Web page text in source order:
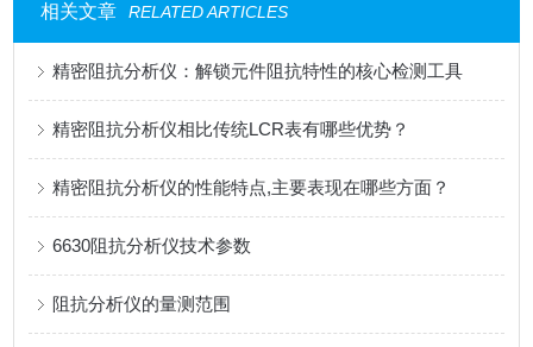
相关文章 RELATED ARTICLES
精密阻抗分析仪：解锁元件阻抗特性的核心检测工具
精密阻抗分析仪相比传统LCR表有哪些优势？
精密阻抗分析仪的性能特点,主要表现在哪些方面？
6630阻抗分析仪技术参数
阻抗分析仪的量测范围